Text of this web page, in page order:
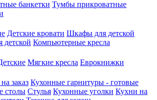
банкетки Тумбы прикроватные
Детские кровати Шкафы для детской
детской Компьютерные кресла
Мягкие кресла Еврокнижки
заказ Кухонные гарнитуры - готовые
столы Стулья Кухонные уголки Кухни на